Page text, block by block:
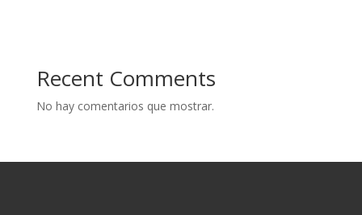
Recent Comments
No hay comentarios que mostrar.